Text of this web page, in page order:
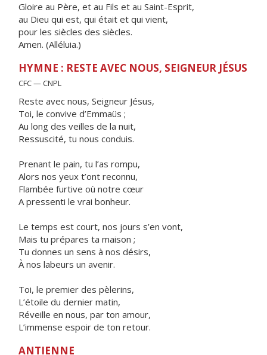
Gloire au Père, et au Fils et au Saint-Esprit,
au Dieu qui est, qui était et qui vient,
pour les siècles des siècles.
Amen. (Alléluia.)
HYMNE : RESTE AVEC NOUS, SEIGNEUR JÉSUS
CFC — CNPL
Reste avec nous, Seigneur Jésus,
Toi, le convive d’Emmaüs ;
Au long des veilles de la nuit,
Ressuscité, tu nous conduis.
Prenant le pain, tu l’as rompu,
Alors nos yeux t’ont reconnu,
Flambée furtive où notre cœur
A pressenti le vrai bonheur.
Le temps est court, nos jours s’en vont,
Mais tu prépares ta maison ;
Tu donnes un sens à nos désirs,
À nos labeurs un avenir.
Toi, le premier des pèlerins,
L’étoile du dernier matin,
Réveille en nous, par ton amour,
L’immense espoir de ton retour.
ANTIENNE